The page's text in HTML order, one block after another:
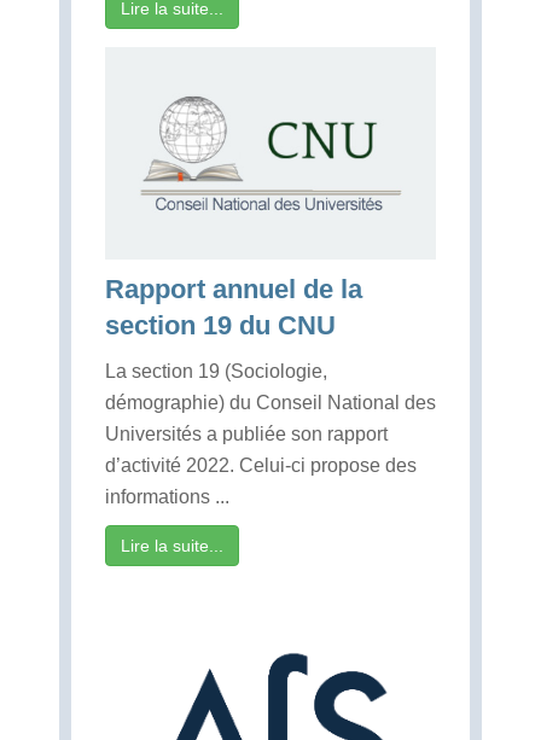
Lire la suite...
Rapport annuel de la
section 19 du CNU
La section 19 (Sociologie,
démographie) du Conseil National des
Universités a publiée son rapport
d’activité 2022. Celui-ci propose des
informations ...
Lire la suite...